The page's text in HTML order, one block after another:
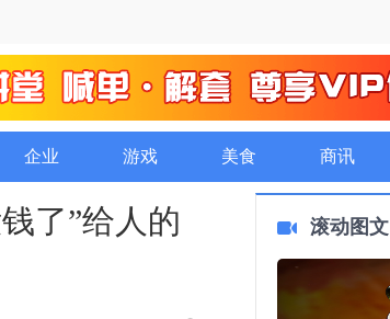
企业 游戏 美食 商讯
了”给人的
滚动图文